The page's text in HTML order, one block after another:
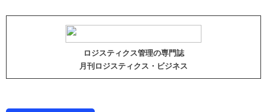
ロジスティクス管理の専門誌
月刊ロジスティクス・ビジネス